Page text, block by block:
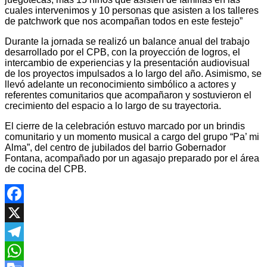
cuales intervenimos y 10 personas que asisten a los talleres
de patchwork que nos acompañan todos en este festejo”
Durante la jornada se realizó un balance anual del trabajo
desarrollado por el CPB, con la proyección de logros, el
intercambio de experiencias y la presentación audiovisual
de los proyectos impulsados a lo largo del año. Asimismo, se
llevó adelante un reconocimiento simbólico a actores y
referentes comunitarios que acompañaron y sostuvieron el
crecimiento del espacio a lo largo de su trayectoria.
El cierre de la celebración estuvo marcado por un brindis
comunitario y un momento musical a cargo del grupo “Pa’ mi
Alma”, del centro de jubilados del barrio Gobernador
Fontana, acompañado por un agasajo preparado por el área
de cocina del CPB.
Facebook
X
Telegram